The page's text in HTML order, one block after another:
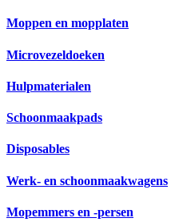
Moppen en mopplaten
Microvezeldoeken
Hulpmaterialen
Schoonmaakpads
Disposables
Werk- en schoonmaakwagens
Mopemmers en -persen